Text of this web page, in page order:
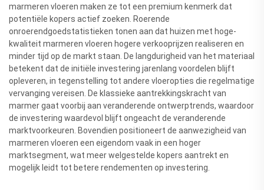
marmeren vloeren maken ze tot een premium kenmerk dat
potentiële kopers actief zoeken. Roerende
onroerendgoedstatistieken tonen aan dat huizen met hoge-
kwaliteit marmeren vloeren hogere verkooprijzen realiseren en
minder tijd op de markt staan. De langdurigheid van het materiaal
betekent dat de initiële investering jarenlang voordelen blijft
opleveren, in tegenstelling tot andere vloeropties die regelmatige
vervanging vereisen. De klassieke aantrekkingskracht van
marmer gaat voorbij aan veranderende ontwerptrends, waardoor
de investering waardevol blijft ongeacht de veranderende
marktvoorkeuren. Bovendien positioneert de aanwezigheid van
marmeren vloeren een eigendom vaak in een hoger
marktsegment, wat meer welgestelde kopers aantrekt en
mogelijk leidt tot betere rendementen op investering.